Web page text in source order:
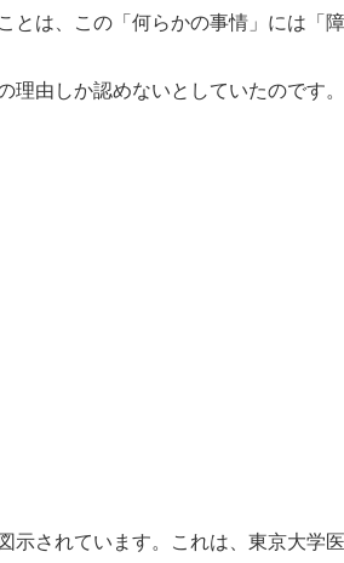
は、この「何らかの事情」には「
由しか認めないとしていたのです。
されています。これは、東京大学